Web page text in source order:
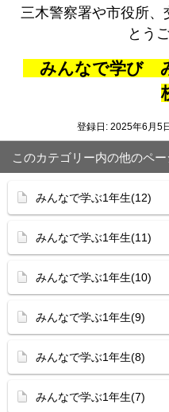
三木警察署や市役所
とう
みんなで学び
登録日: 2025年6月5日
このカテゴリー内の他のペー
みんなで学ぶ1年生(12)
みんなで学ぶ1年生(11)
みんなで学ぶ1年生(10)
みんなで学ぶ1年生(9)
みんなで学ぶ1年生(8)
みんなで学ぶ1年生(7)